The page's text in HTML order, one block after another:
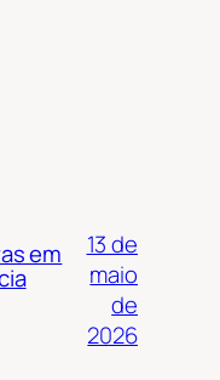
em
13 de
maio
de
2026